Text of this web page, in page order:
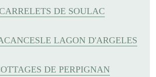
DE SOULAC
LE LAGON D'ARGELES
DE PERPIGNAN